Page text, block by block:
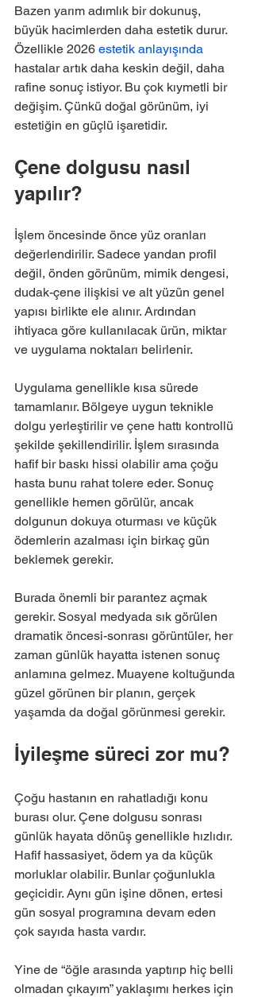
Bazen yarım adımlık bir dokunuş,
büyük hacimlerden daha estetik durur.
Özellikle 2026 estetik anlayışında
hastalar artık daha keskin değil, daha
rafine sonuç istiyor. Bu çok kıymetli bir
değişim. Çünkü doğal görünüm, iyi
estetiğin en güçlü işaretidir.
Çene dolgusu nasıl
yapılır?
İşlem öncesinde önce yüz oranları
değerlendirilir. Sadece yandan profil
değil, önden görünüm, mimik dengesi,
dudak-çene ilişkisi ve alt yüzün genel
yapısı birlikte ele alınır. Ardından
ihtiyaca göre kullanılacak ürün, miktar
ve uygulama noktaları belirlenir.
Uygulama genellikle kısa sürede
tamamlanır. Bölgeye uygun teknikle
dolgu yerleştirilir ve çene hattı kontrollü
şekilde şekillendirilir. İşlem sırasında
hafif bir baskı hissi olabilir ama çoğu
hasta bunu rahat tolere eder. Sonuç
genellikle hemen görülür, ancak
dolgunun dokuya oturması ve küçük
ödemlerin azalması için birkaç gün
beklemek gerekir.
Burada önemli bir parantez açmak
gerekir. Sosyal medyada sık görülen
dramatik öncesi-sonrası görüntüler, her
zaman günlük hayatta istenen sonuç
anlamına gelmez. Muayene koltuğunda
güzel görünen bir planın, gerçek
yaşamda da doğal görünmesi gerekir.
İyileşme süreci zor mu?
Çoğu hastanın en rahatladığı konu
burası olur. Çene dolgusu sonrası
günlük hayata dönüş genellikle hızlıdır.
Hafif hassasiyet, ödem ya da küçük
morluklar olabilir. Bunlar çoğunlukla
geçicidir. Aynı gün işine dönen, ertesi
gün sosyal programına devam eden
çok sayıda hasta vardır.
Yine de “öğle arasında yaptırıp hiç belli
olmadan çıkayım” yaklaşımı herkes için